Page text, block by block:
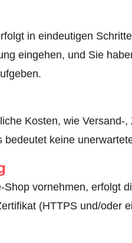
in eindeutigen
eingehen, und Sie
Kosten, wie Versand-
keine
vornehmen, erfolgt
(HTTPS und/oder